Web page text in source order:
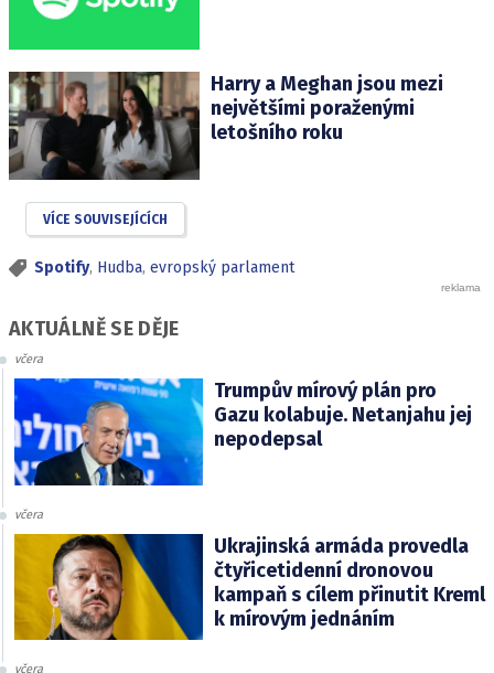
Harry a Meghan jsou mezi
největšími poraženými
letošního roku
VÍCE SOUVISEJÍCÍCH
Spotify, Hudba, evropský parlament
AKTUÁLNĚ SE DĚJE
včera
Trumpův mírový plán pro
Gazu kolabuje. Netanjahu jej
nepodepsal
včera
Ukrajinská armáda provedla
čtyřicetidenní dronovou
kampaň s cílem přinutit Kreml
k mírovým jednáním
včera